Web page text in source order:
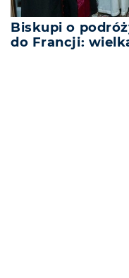
Biskupi o
do Francji: